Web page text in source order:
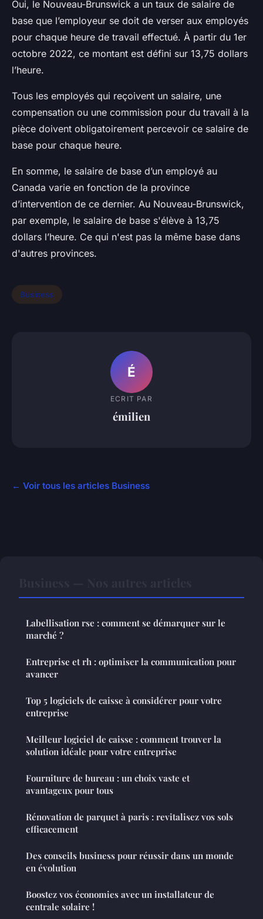
Oui, le Nouveau-Brunswick a un taux de salaire de
base que l’employeur se doit de verser aux employés
pour chaque heure de travail effectué. À partir du 1er
octobre 2022, ce montant est défini sur 13,75 dollars
l’heure.
Tous les employés qui reçoivent un salaire, une
compensation ou une commission pour du travail à la
pièce doivent obligatoirement percevoir ce salaire de
base pour chaque heure.
En somme, le salaire de base d’un employé au
Canada varie en fonction de la province
d’intervention de ce dernier. Au Nouveau-Brunswick,
par exemple, le salaire de base s'élève à 13,75
dollars l’heure. Ce qui n'est pas la même base dans
d'autres provinces.
Business
É
ECRIT PAR
émilien
← Voir tous les articles Business
Labellisation rse : comment se démarquer sur le
marché ?
Entreprise et rh : optimiser la communication pour
avancer
Top 5 logiciels de caisse à considérer pour votre
entreprise
Meilleur logiciel de caisse : comment trouver la
solution idéale pour votre entreprise
Fourniture de bureau : un choix vaste et
avantageux pour tous
Rénovation de parquet à paris : revitalisez vos sols
efficacement
Des conseils business pour réussir dans un monde
en évolution
Boostez vos économies avec un installateur de
centrale solaire !